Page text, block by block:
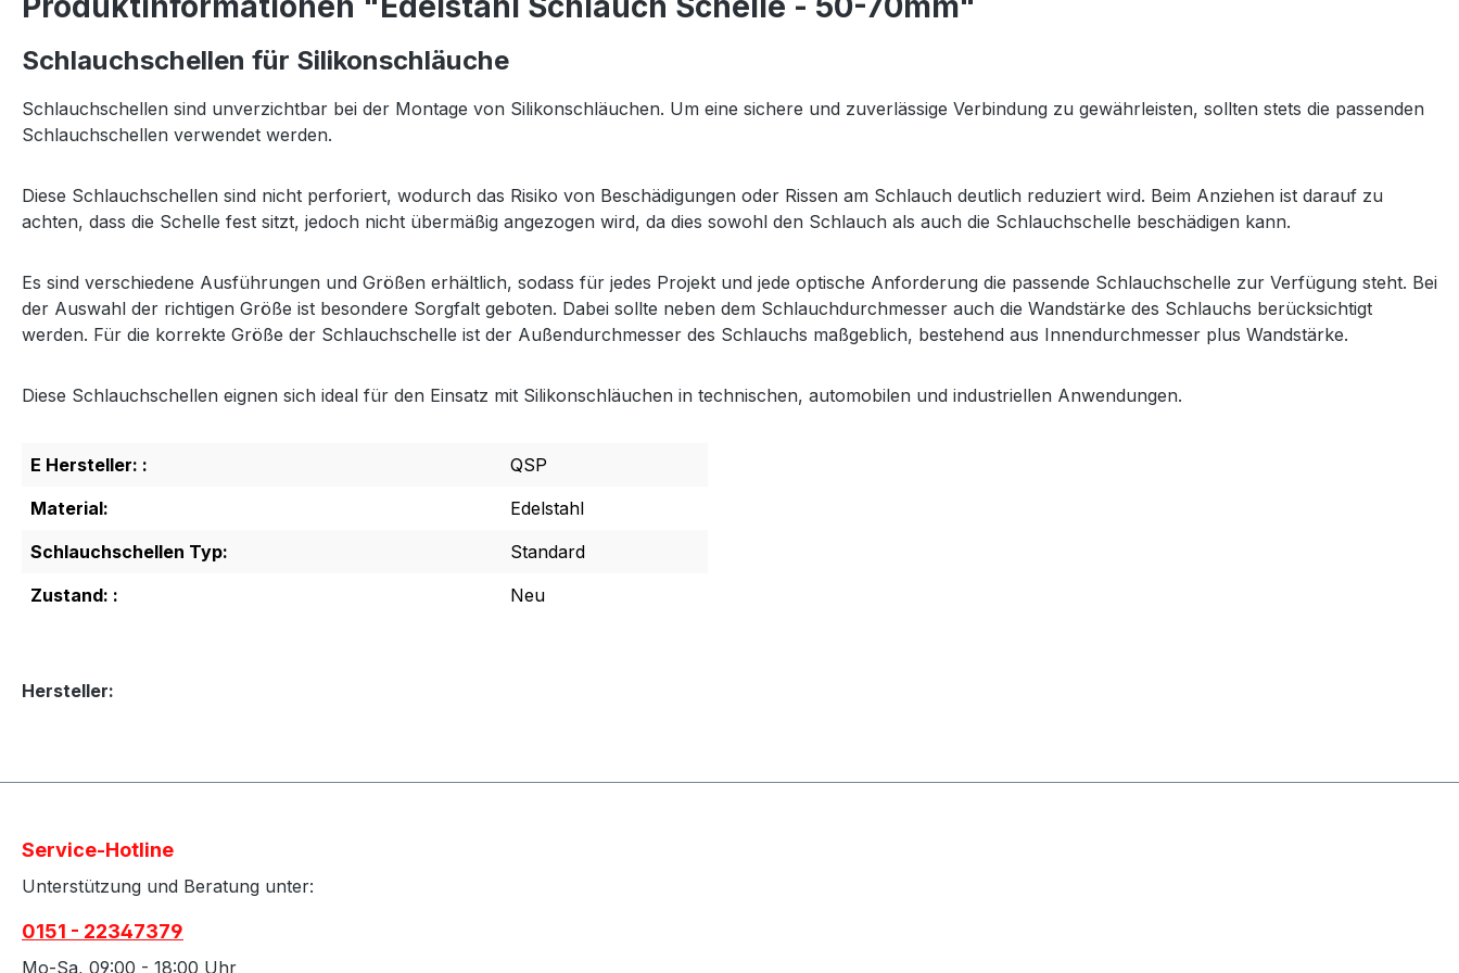
Schlauchschellen für Silikonschläuche
Schlauchschellen sind unverzichtbar bei der Montage von Silikonschläuchen. Um eine sichere und zuverlässige Verbindung zu gewährleisten, sollten stets die passenden
Schlauchschellen verwendet werden.
Diese Schlauchschellen sind nicht perforiert, wodurch das Risiko von Beschädigungen oder Rissen am Schlauch deutlich reduziert wird. Beim Anziehen ist darauf zu
achten, dass die Schelle fest sitzt, jedoch nicht übermäßig angezogen wird, da dies sowohl den Schlauch als auch die Schlauchschelle beschädigen kann.
Es sind verschiedene Ausführungen und Größen erhältlich, sodass für jedes Projekt und jede optische Anforderung die passende Schlauchschelle zur Verfügung steht. Bei
der Auswahl der richtigen Größe ist besondere Sorgfalt geboten. Dabei sollte neben dem Schlauchdurchmesser auch die Wandstärke des Schlauchs berücksichtigt
werden. Für die korrekte Größe der Schlauchschelle ist der Außendurchmesser des Schlauchs maßgeblich, bestehend aus Innendurchmesser plus Wandstärke.
Diese Schlauchschellen eignen sich ideal für den Einsatz mit Silikonschläuchen in technischen, automobilen und industriellen Anwendungen.
E Hersteller: :
QSP
Material:
Edelstahl
Schlauchschellen Typ:
Standard
Zustand: :
Neu
Hersteller:
Service-Hotline
Unterstützung und Beratung unter:
0151 - 22347379
Mo-Sa, 09:00 - 18:00 Uhr